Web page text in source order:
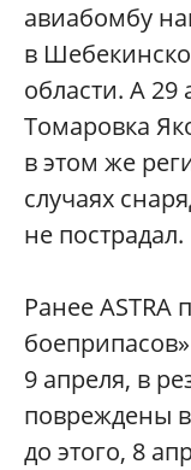
авиабомбу
в
области. А 29
Томаровка
в этом же
случаях
не пострадал.
Ранее ASTRA
9 апреля, в
повреждены
до этого, 8